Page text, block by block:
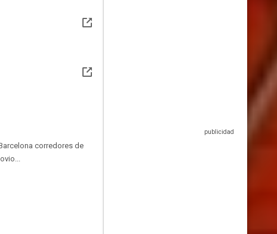
corredores de